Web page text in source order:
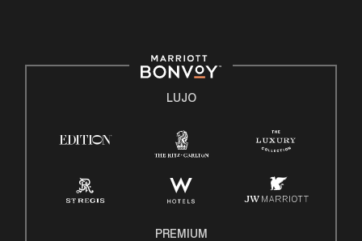
E-Verify Inglés/Español
Derecho a trabajar inglés/español
Ley de protección del poligrafo empleado (EPPA)
LUJO
PREMIUM